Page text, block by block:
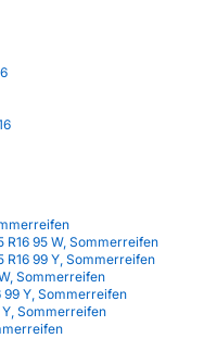
R16 95 W, Sommerreifen
R16 99 Y, Sommerreifen
Sommerreifen
99 Y, Sommerreifen
Sommerreifen